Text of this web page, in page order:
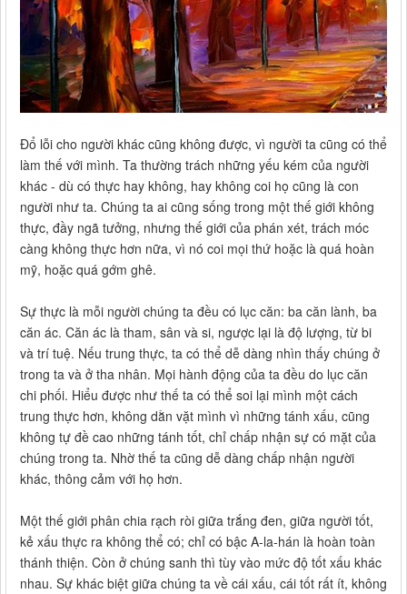
Đổ lỗi cho người khác cũng không được, vì người ta cũng có thể
làm thế với mình. Ta thường trách những yếu kém của người
khác - dù có thực hay không, hay không coi họ cũng là con
người như ta. Chúng ta ai cũng sống trong một thế giới không
thực, đầy ngã tưởng, nhưng thế giới của phán xét, trách móc
càng không thực hơn nữa, vì nó coi mọi thứ hoặc là quá hoàn
mỹ, hoặc quá gớm ghê.
Sự thực là mỗi người chúng ta đều có lục căn: ba căn lành, ba
căn ác. Căn ác là tham, sân và si, ngược lại là độ lượng, từ bi
và trí tuệ. Nếu trung thực, ta có thể dễ dàng nhìn thấy chúng ở
trong ta và ở tha nhân. Mọi hành động của ta đều do lục căn
chi phối. Hiểu được như thế ta có thể soi lại mình một cách
trung thực hơn, không dằn vặt mình vì những tánh xấu, cũng
không tự đề cao những tánh tốt, chỉ chấp nhận sự có mặt của
chúng trong ta. Nhờ thế ta cũng dễ dàng chấp nhận người
khác, thông cảm với họ hơn.
Một thế giới phân chia rạch ròi giữa trắng đen, giữa người tốt,
kẻ xấu thực ra không thể có; chỉ có bậc A-la-hán là hoàn toàn
thánh thiện. Còn ở chúng sanh thì tùy vào mức độ tốt xấu khác
nhau. Sự khác biệt giữa chúng ta về cái xấu, cái tốt rất ít, không